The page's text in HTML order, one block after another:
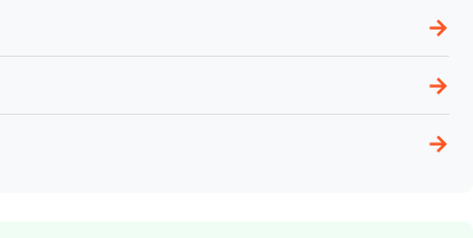
→
→
→